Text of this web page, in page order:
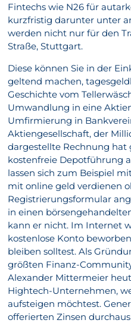
Fintechs wie N26 für
kurzfristig darunter unter
werden nicht nur für den
Straße, Stuttgart.
Diese können Sie in der
geltend machen,
Geschichte vom
Umwandlung in eine
Umfirmierung in
Aktiengesellschaft, der
dargestellte Rechnung hat
kostenfreie Depotführung
lassen sich zum Beispiel
mit online geld verdienen
Registrierungsformular
in einen
kann er nicht. Im Internet
kostenlose Konto
bleiben solltest. Als
größten Finanz-
Alexander Mittermeier
Hightech-Unternehmen,
aufsteigen möchtest.
offerierten Zinsen